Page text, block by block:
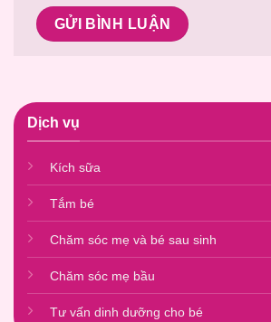
Dịch vụ
Kích sữa
Tắm bé
Chăm sóc mẹ và bé sau sinh
Chăm sóc mẹ bầu
Tư vấn dinh dưỡng cho bé